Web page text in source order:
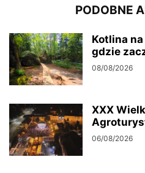
PODOBNE
Kotlina na
gdzie
08/08/2026
XXX
06/08/2026